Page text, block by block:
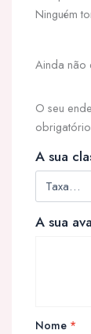
Ninguém
Ainda não
O seu
A sua
A sua
Nome *